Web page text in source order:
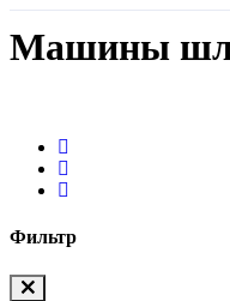
Машины
Фильтр